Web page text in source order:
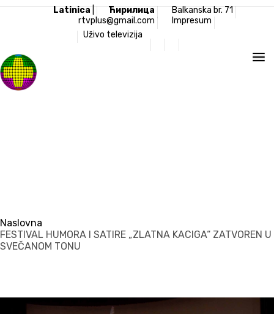
Latinica Ћирилица
Balkanska br. 71
rtvplus@gmail.com
Impresum
Uživo televizija
Naslovna
FESTIVAL HUMORA I SATIRE „ZLATNA KACIGA“ ZATVOREN U
SVEČANOM TONU